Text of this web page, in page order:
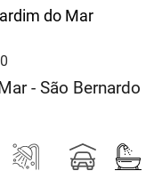
do Mar
- São Bernardo